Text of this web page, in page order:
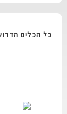
כל הכלים